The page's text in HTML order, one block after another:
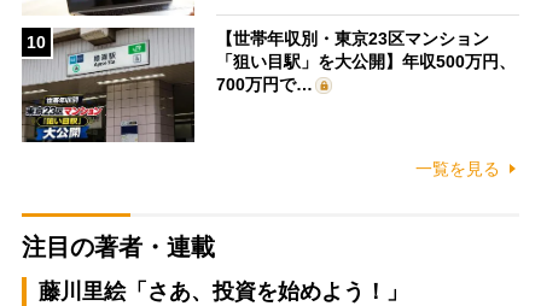
10
【世帯年収別・東京23区マンション
「狙い目駅」を大公開】年収500万円、
700万円で…
一覧を見る
注目の著者・連載
藤川里絵「さあ、投資を始めよう！」